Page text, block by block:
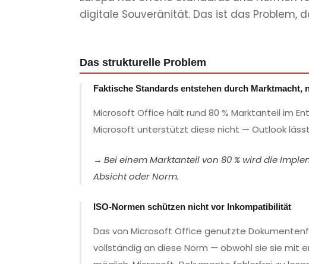
digitale Souveränität. Das ist das Problem,
Das strukturelle Problem
Faktische Standards entstehen durch Marktmacht,
Microsoft Office hält rund 80 % Marktanteil im
Microsoft unterstützt diese nicht — Outlook
Bei einem Marktanteil von 80 % wird die
Absicht oder Norm.
ISO-Normen schützen nicht vor Inkompatibilität
Das von Microsoft Office genutzte
vollständig an diese Norm — obwohl sie sie mit